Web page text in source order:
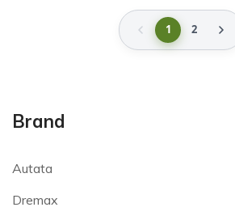
Brand
Autata
Dremax
1 2